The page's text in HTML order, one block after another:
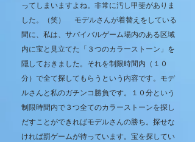
ってしまいますよね。非常に汚し甲斐がありま
した。（笑） モデルさんが着替えをしている
間に、私は、サバイバルゲーム場内のある区域
内に宝と見立てた「３つのカラーストーン」を
隠しておきました。それを制限時間内（１０
分）で全て探してもらうという内容です。モデ
ルさんと私のガチンコ勝負です。１０分という
制限時間内で３つ全てのカラーストーンを探し
だすことができればモデルさんの勝ち。探せな
ければ罰ゲームが待っています。宝を探してい